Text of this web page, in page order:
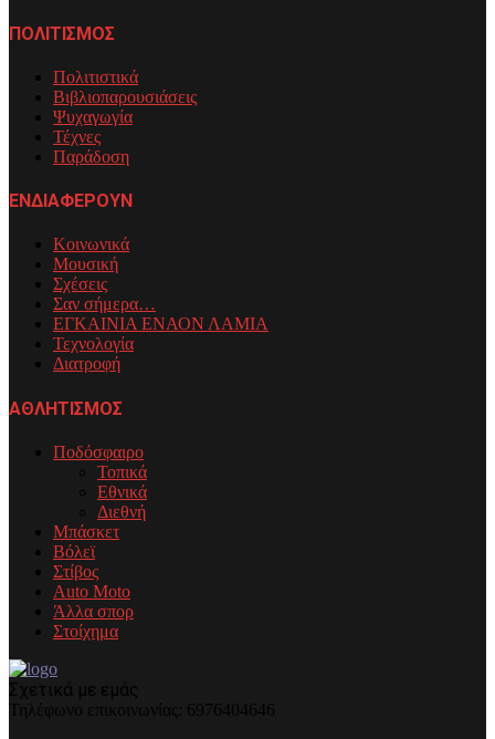
ΠΟΛΙΤΙΣΜΟΣ
Πολιτιστικά
Βιβλιοπαρουσιάσεις
Ψυχαγωγία
Τέχνες
Παράδοση
ΕΝΔΙΑΦΕΡΟΥΝ
Κοινωνικά
Μουσική
Σχέσεις
Σαν σήμερα…
ΕΓΚΑΙΝΙΑ ΕΝΑΟΝ ΛΑΜΙΑ
Τεχνολογία
Διατροφή
ΑΘΛΗΤΙΣΜΟΣ
Ποδόσφαιρο
Τοπικά
Εθνικά
Διεθνή
Μπάσκετ
Βόλεϊ
Στίβος
Auto Moto
Άλλα σπορ
Στοίχημα
Σχετικά με εμάς
Τηλέφωνo επικοινωνίας: 6976404646